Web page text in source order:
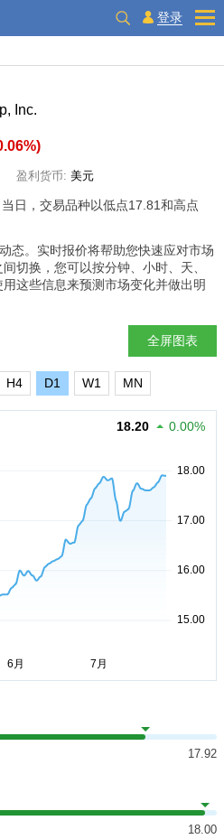
登录
Inc.
)
盈利货币: 美元
当日，交易品种以低点17.81和高点
态。实时报价将帮助您快速应对市场
切换，您可以按分钟、小时、天、
这些信息来预测市场变化并做出明
全屏图表
H4 D1 W1 MN
18.20 0.00%
17.92
18.00